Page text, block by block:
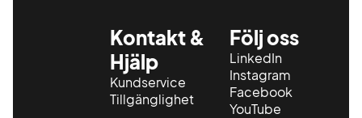
Kontakt &
Hjälp
Kundservice
Tillgänglighet
Följ oss
LinkedIn
Instagram
Facebook
YouTube